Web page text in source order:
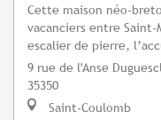
Cette maison néo-
vacanciers entre
escalier de pierre,
9 rue de l'Anse
35350
Saint-Coulomb